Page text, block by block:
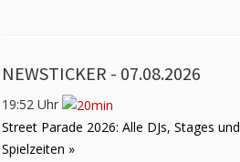
NEWSTICKER - 07.08.2026
19:52 Uhr
Street Parade 2026: Alle DJs, Stages und
Spielzeiten »